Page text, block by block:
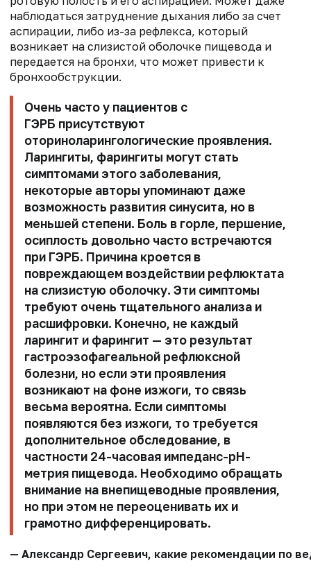
наблюдаться затруднение дыхания либо за счет
аспирации, либо из-за рефлекса, который
возникает на слизистой оболочке пищевода и
передается на бронхи, что может привести к
бронхообструкции.
Очень часто у пациентов с
ГЭРБ присутствуют
оториноларингологические проявления.
Ларингиты, фарингиты могут стать
симптомами этого заболевания,
некоторые авторы упоминают даже
возможность развития синусита, но в
меньшей степени. Боль в горле, першение,
осиплость довольно часто встречаются
при ГЭРБ. Причина кроется в
повреждающем воздействии рефлюктата
на слизистую оболочку. Эти симптомы
требуют очень тщательного анализа и
расшифровки. Конечно, не каждый
ларингит и фарингит — это результат
гастроэзофагеальной рефлюксной
болезни, но если эти проявления
возникают на фоне изжоги, то связь
весьма вероятна. Если симптомы
появляются без изжоги, то требуется
дополнительное обследование, в
частности 24-часовая импеданс-рН-
метрия пищевода. Необходимо обращать
внимание на внепищеводные проявления,
но при этом не переоценивать их и
грамотно дифференцировать.
— Александр Сергеевич, какие рекомендации по